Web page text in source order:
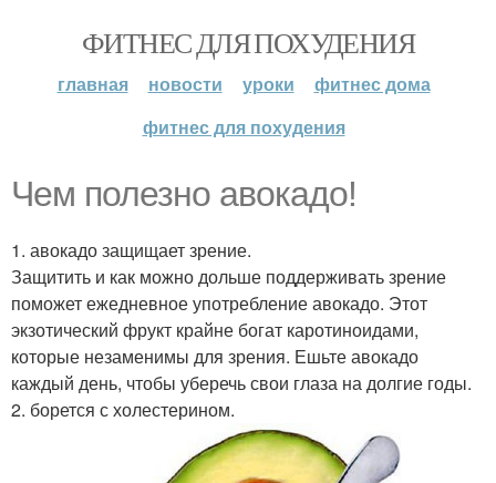
ФИТНЕС ДЛЯ ПОХУДЕНИЯ
главная новости уроки
фитнес дома
фитнес для похудения
Чем полезно авокадо!
1. авокадо защищает зрение.
Защитить и как можно дольше поддерживать зрение
поможет ежедневное употребление авокадо. Этот
экзотический фрукт крайне богат каротиноидами,
которые незаменимы для зрения. Ешьте авокадо
каждый день, чтобы уберечь свои глаза на долгие годы.
2. борется с холестерином.